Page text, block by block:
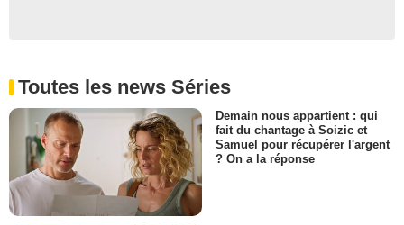
Toutes les news Séries
Demain nous appartient : qui
fait du chantage à Soizic et
Samuel pour récupérer l'argent
? On a la réponse